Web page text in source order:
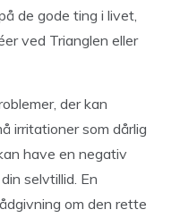
de gode ting i livet,
ved Trianglen eller
der kan
irritationer som dårlig
have en negativ
selvtillid. En
om den rette